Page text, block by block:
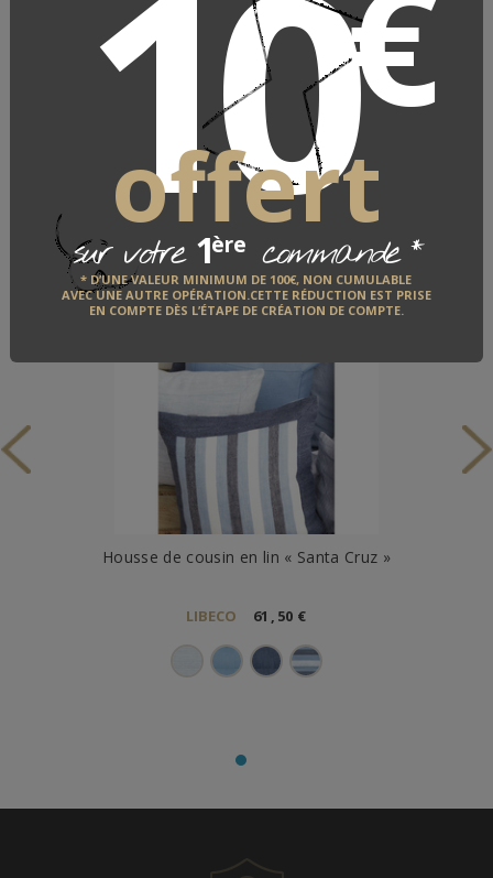
10
offert
sur votre 1ère commande*
* D’UNE VALEUR MINIMUM DE 100€, NON CUMULABLE
AVEC UNE AUTRE OPÉRATION.CETTE RÉDUCTION EST PRISE
EN COMPTE DÈS L’ÉTAPE DE CRÉATION DE COMPTE.
DÉCOUVRIR
VOUS AIMEREZ AUSSI
Housse de cousin en lin « Santa Cruz »
LIBECO 61 , 50 €